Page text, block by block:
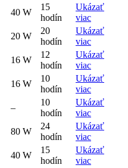
40 W
15
hodín
Ukázať
viac
20 W
20
hodín
Ukázať
viac
16 W
12
hodín
Ukázať
viac
16 W
10
hodín
Ukázať
viac
–
10
hodín
Ukázať
viac
80 W
24
hodín
Ukázať
viac
40 W
15
hodín
Ukázať
viac